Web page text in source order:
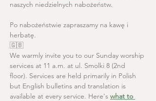
naszych niedzielnych nabożeństw.
Po nabożeństwie zapraszamy na kawę i
herbatę.
🇬🇧
We warmly invite you to our Sunday worship
services at 11 a.m. at ul. Smolki 8 (2nd
floor). Services are held primarily in Polish
but English bulletins and translation is
available at every service. Here's what to